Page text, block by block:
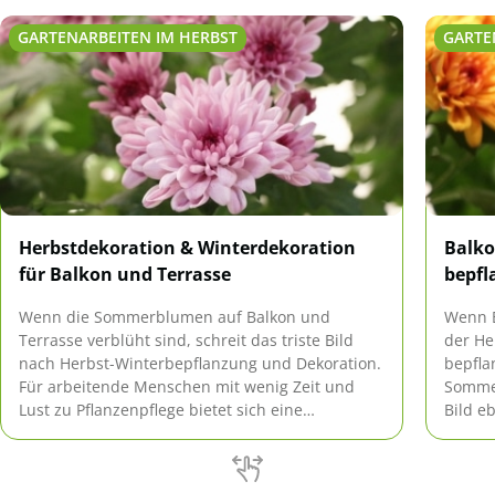
GARTENARBEITEN IM HERBST
Herbstdekoration & Winterdekoration
für Balkon und Terrasse
Wenn die Sommerblumen auf Balkon und
Terrasse verblüht sind, schreit das triste Bild
nach Herbst-Winterbepflanzung und Dekoration.
Für arbeitende Menschen mit wenig Zeit und
Lust zu Pflanzenpflege bietet sich eine
Herbst- und Winterdekoration (und
Frühlings-/Sommer-Dekoration) immer wieder
Wenn
der
Bild